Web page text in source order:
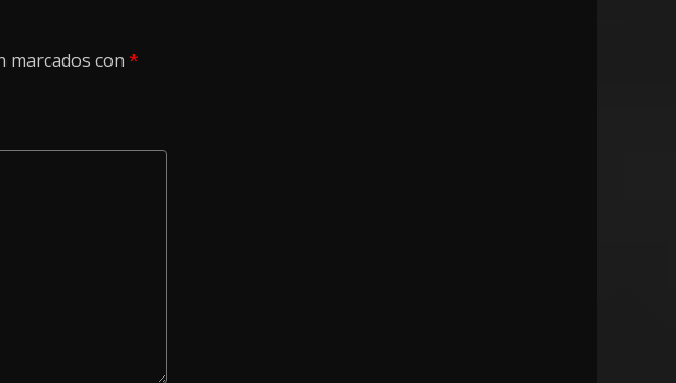
marcados con *